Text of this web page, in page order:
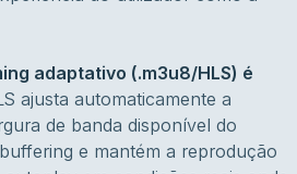
adaptativo (.m3u8/HLS) é
ajusta automaticamente a
de banda disponível do
e mantém a reprodução